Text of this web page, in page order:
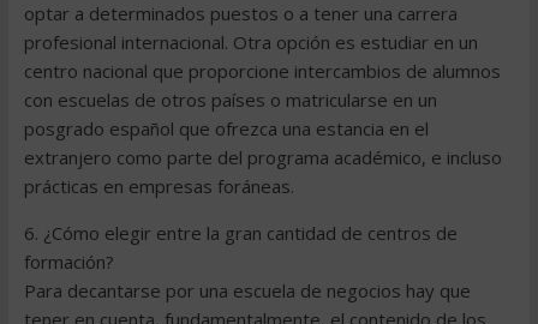
optar a determinados puestos o a tener una carrera
profesional internacional. Otra opción es estudiar en un
centro nacional que proporcione intercambios de alumnos
con escuelas de otros países o matricularse en un
posgrado español que ofrezca una estancia en el
extranjero como parte del programa académico, e incluso
prácticas en empresas foráneas.
6. ¿Cómo elegir entre la gran cantidad de centros de
formación?
Para decantarse por una escuela de negocios hay que
tener en cuenta, fundamentalmente, el contenido de los